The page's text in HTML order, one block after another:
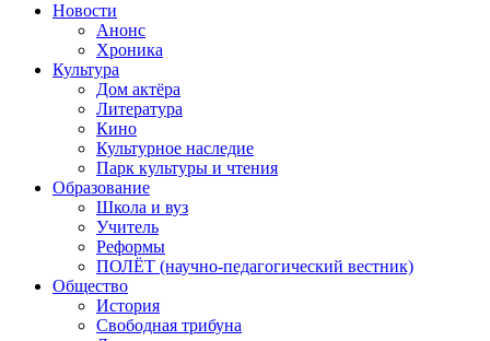
Новости
Анонс
Хроника
Культура
Дом актёра
Литература
Кино
Культурное наследие
Парк культуры и чтения
Образование
Школа и вуз
Учитель
Реформы
ПОЛЁТ (научно-педагогический вестник)
Общество
История
Свободная трибуна